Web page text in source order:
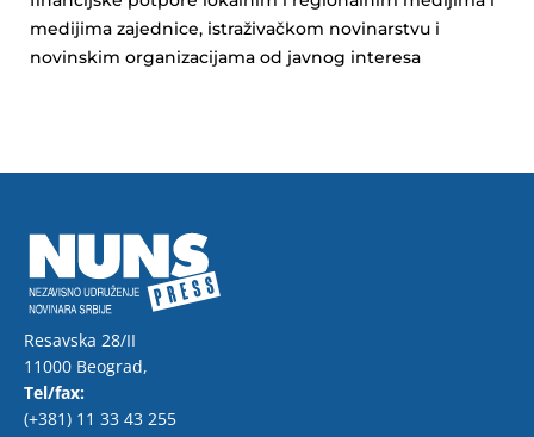
medijima zajednice, istraživačkom novinarstvu i
novinskim organizacijama od javnog interesa
Resavska 28/II
11000 Beograd,
Tel/fax:
(+381) 11 33 43 255